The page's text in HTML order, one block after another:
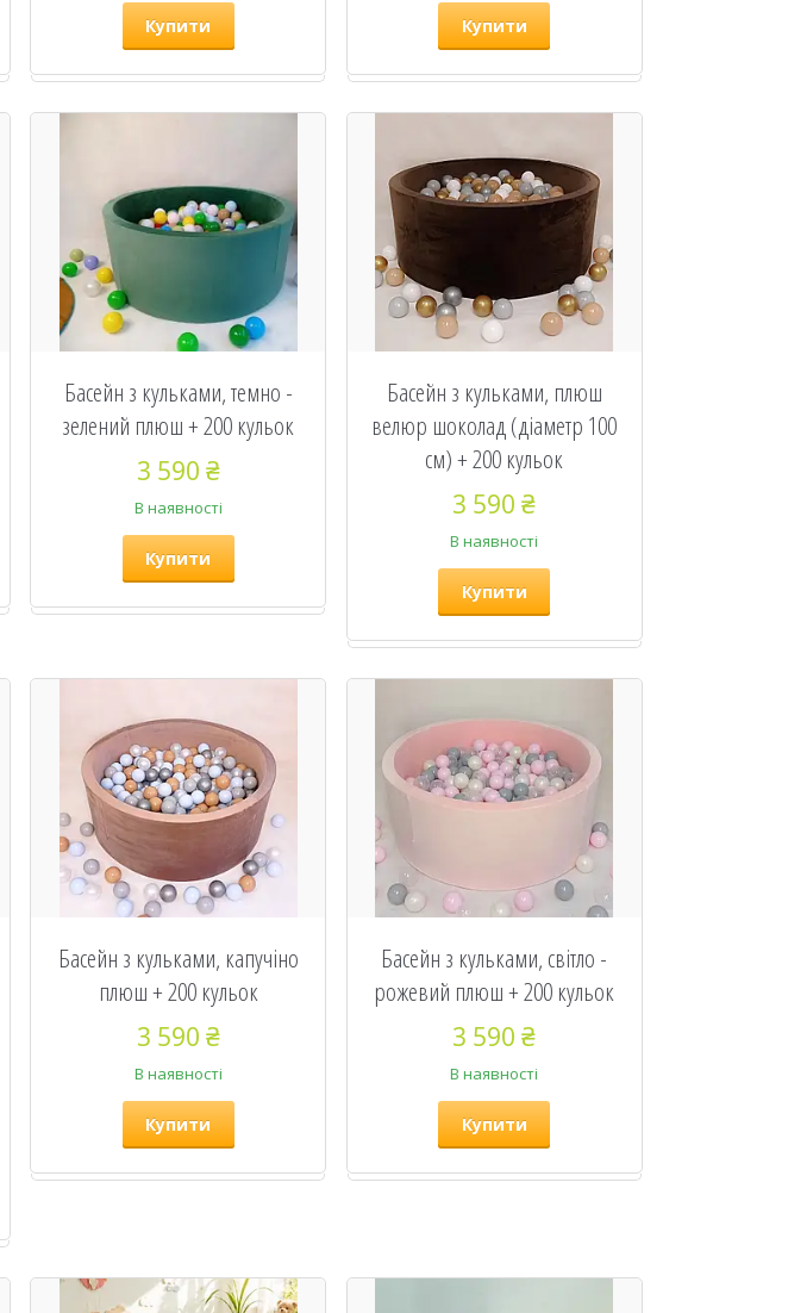
Купити Купити
Басейн з кульками, темно -
зелений плюш + 200 кульок
3 590 ₴
В наявності
Купити
Басейн з кульками, плюш
велюр шоколад (діаметр 100
см) + 200 кульок
3 590 ₴
В наявності
Купити
Басейн з кульками, капучіно
плюш + 200 кульок
3 590 ₴
В наявності
Купити
Басейн з кульками, світло -
рожевий плюш + 200 кульок
3 590 ₴
В наявності
Купити